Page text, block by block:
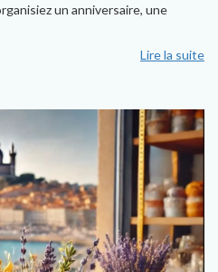
un anniversaire, une
Lire la suite